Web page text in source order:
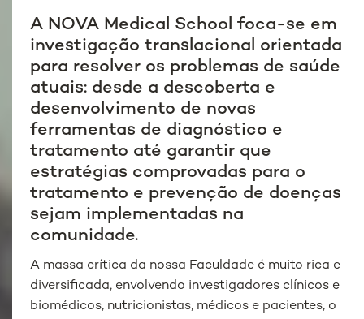
A NOVA Medical School foca-se em
investigação translacional orientada
para resolver os problemas de saúde
atuais: desde a descoberta e
desenvolvimento de novas
ferramentas de diagnóstico e
tratamento até garantir que
estratégias comprovadas para o
tratamento e prevenção de doenças
sejam implementadas na
comunidade.
A massa crítica da nossa Faculdade é muito rica e
diversificada, envolvendo investigadores clínicos e
biomédicos, nutricionistas, médicos e pacientes, o